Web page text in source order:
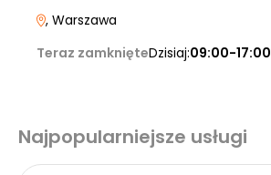
, Warszawa
Teraz zamknięteDzisiaj:09:00-17:00
Najpopularniejsze usługi